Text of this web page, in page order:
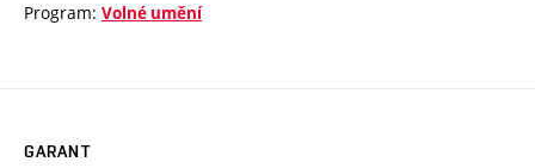
Program: Volné umění
GARANT